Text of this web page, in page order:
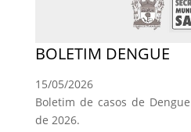
BOLETIM DENGUE
15/05/2026
Boletim de casos de
de 2026.